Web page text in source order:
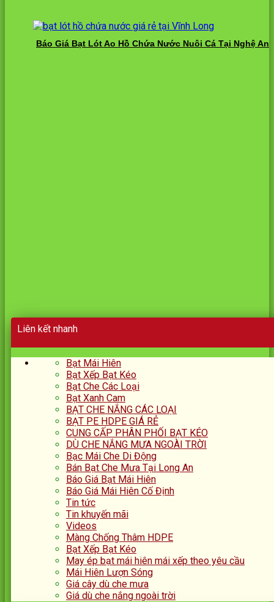
Báo Giá Bạt Lót Ao Hồ Chứa Nước Nuôi Cá Tại Nghệ An
Liên kết nhanh
Bạt Mái Hiên
Bạt Xếp Bạt Kéo
Bạt Che Các Loại
Bạt Xanh Cam
BẠT CHE NẮNG CÁC LOẠI
BẠT PE HDPE GIÁ RẺ
CUNG CẤP PHÂN PHỐI BẠT KÉO
DÙ CHE NẮNG MƯA NGOÀI TRỜI
Bạc Mái Che Di Động
Bán Bạt Che Mưa Tại Long An
Báo Giá Bạt Mái Hiên
Báo Giá Mái Hiên Cố Định
Tin tức
Tin khuyến mãi
Videos
Màng Chống Thâm HDPE
Bạt Xếp Bạt Kéo
May ép bạt mái hiên mái xếp theo yêu cầu
Mái Hiên Lượn Sóng
Giá cây dù che mưa
Giá dù che nắng ngoài trời